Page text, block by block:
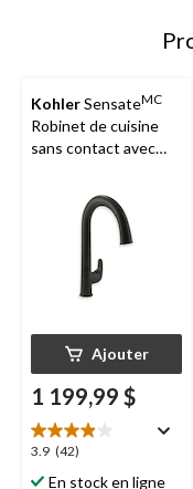
KohlerSensateMC
Robinet de cuisine
sans contact avec
1/2 po, douchette à 2
fonctions, bronze
Ajouter
1 199,99 $
3.9 (42)
3.9
étoile(s)
En stock en ligne